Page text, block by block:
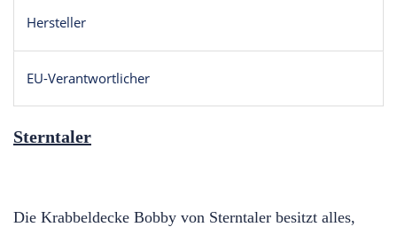
Hersteller
EU-Verantwortlicher
Sterntaler
Die Krabbeldecke Bobby von Sterntaler besitzt alles,